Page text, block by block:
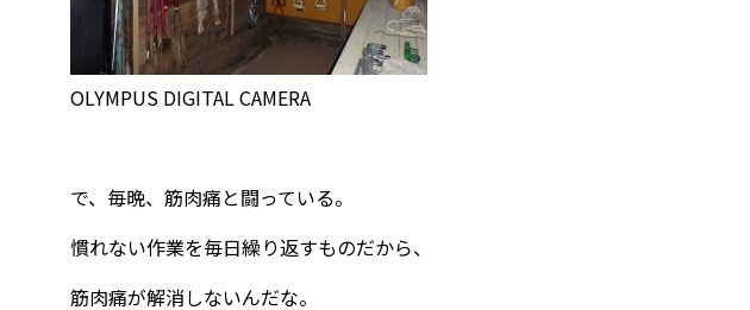
OLYMPUS DIGITAL CAMERA
で、毎晩、筋肉痛と闘っている。
慣れない作業を毎日繰り返すものだから、
筋肉痛が解消しないんだな。